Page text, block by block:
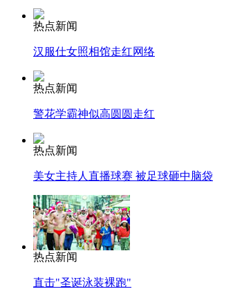
消防员救轻生者
司机酒驾遇交警 急速倒车逃窜
热点新闻
汉服仕女照相馆走红网络
热点新闻
警花学霸神似高圆圆走红
热点新闻
美女主持人直播球赛 被足球砸中脑袋
热点新闻
直击"圣诞泳装裸跑"